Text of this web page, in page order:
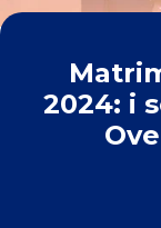
2024: i